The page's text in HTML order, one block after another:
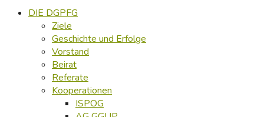
DIE DGPFG
Ziele
Geschichte und Erfolge
Vorstand
Beirat
Referate
Kooperationen
ISPOG